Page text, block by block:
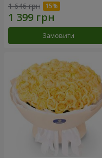
1 646 грн
Замовити